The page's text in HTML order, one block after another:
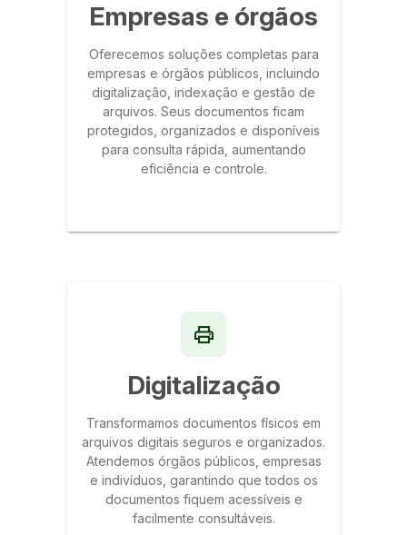
Empresas e órgãos
Oferecemos soluções completas para
empresas e órgãos públicos, incluindo
digitalização, indexação e gestão de
arquivos. Seus documentos ficam
protegidos, organizados e disponíveis
para consulta rápida, aumentando
eficiência e controle.
Digitalização
Transformamos documentos físicos em
arquivos digitais seguros e organizados.
Atendemos órgãos públicos, empresas
e indivíduos, garantindo que todos os
documentos fiquem acessíveis e
facilmente consultáveis.